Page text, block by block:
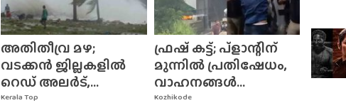
Kerala Top
അതിതീവ്ര മഴ;
വടക്കൻ ജില്ലകളിൽ
റെഡ് അലർട്,...
Kozhikode
ഫ്രഷ് കട്ട്; പ്ളാന്റിന്
മുന്നിൽ പ്രതിഷേധം,
വാഹനങ്ങൾ...